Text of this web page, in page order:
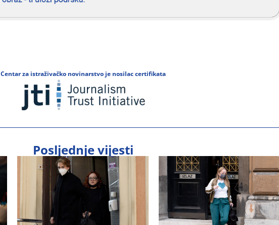
Centar za istraživačko novinarstvo je nosilac certifikata
Posljednje vijesti